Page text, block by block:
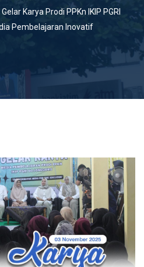
Gelar Karya Prodi PPKn IKIP PGRI
Pembelajaran Inovatif